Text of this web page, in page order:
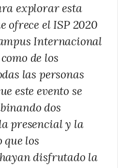
explorar esta
ofrece el ISP 2020
Internacional
de los
las personas
este evento se
dos
presencial y la
los
disfrutado la